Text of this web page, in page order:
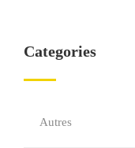
Categories
Autres